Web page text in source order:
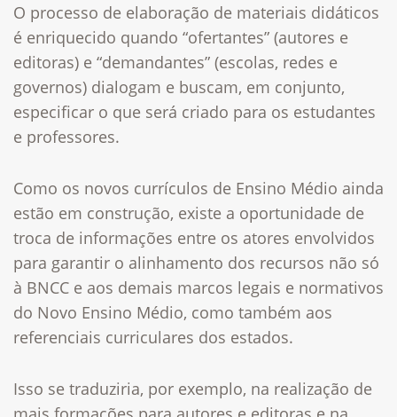
O processo de elaboração de materiais didáticos
é enriquecido quando “ofertantes” (autores e
editoras) e “demandantes” (escolas, redes e
governos) dialogam e buscam, em conjunto,
especificar o que será criado para os estudantes
e professores.
Como os novos currículos de Ensino Médio ainda
estão em construção, existe a oportunidade de
troca de informações entre os atores envolvidos
para garantir o alinhamento dos recursos não só
à BNCC e aos demais marcos legais e normativos
do Novo Ensino Médio, como também aos
referenciais curriculares dos estados.
Isso se traduziria, por exemplo, na realização de